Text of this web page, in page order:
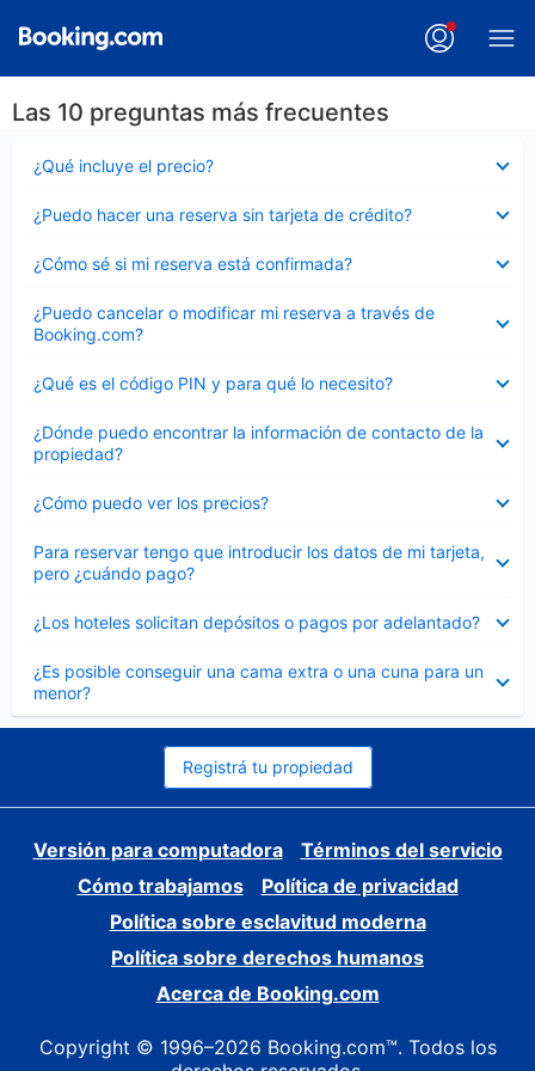
Las 10 preguntas más frecuentes
¿Qué incluye el precio?
cerrado
¿Puedo hacer una reserva sin tarjeta de crédito?
cerrado
¿Cómo sé si mi reserva está confirmada?
cerrado
¿Puedo cancelar o modificar mi reserva a través de
Booking.com?
cerrado
¿Qué es el código PIN y para qué lo necesito?
cerrado
¿Dónde puedo encontrar la información de contacto de la
propiedad?
cerrado
¿Cómo puedo ver los precios?
cerrado
Para reservar tengo que introducir los datos de mi tarjeta,
pero ¿cuándo pago?
cerrado
¿Los hoteles solicitan depósitos o pagos por adelantado?
cerrado
¿Es posible conseguir una cama extra o una cuna para un
menor?
cerrado
Registrá tu propiedad
Versión para computadora
Términos del servicio
Cómo trabajamos
Política de privacidad
Política sobre esclavitud moderna
Política sobre derechos humanos
Acerca de Booking.com
Copyright © 1996–2026 Booking.com™. Todos los